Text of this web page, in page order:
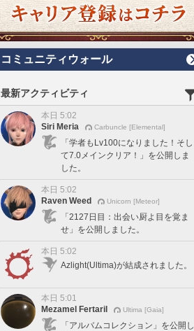
コミュニティウォール
最新アクティビティ
本日 5:02
Siri Meria
Carbuncle [Elemental]
「学者もLv100になりました！そし
て7.0メインクリア！」を公開しま
した。
本日 5:02
Raven Weed
Unicorn [Meteor]
「2127日目：出会い厨よ目を覚ま
せ」を公開しました。
本日 5:02
Azlight(Ultima)が結成されました。
本日 5:01
Mezamel Fertaril
Ultima [Gaia]
「アルバムコレクション」を公開し